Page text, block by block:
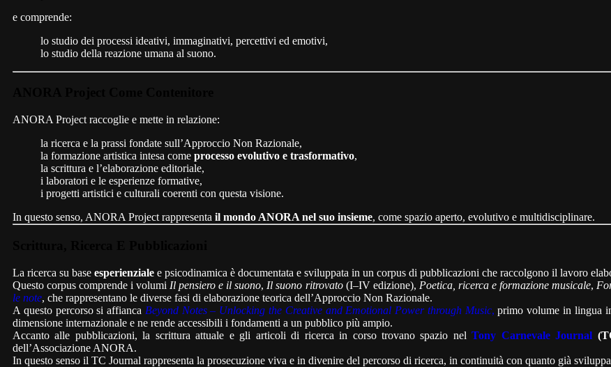
e comprende:
lo studio dei processi ideativi, immaginativi, percettivi ed emotivi,
lo studio della reazione umana al suono.
ANORA Project raccoglie e mette in relazione:
la ricerca e la prassi fondate sull’Approccio Non Razionale,
la formazione artistica intesa come processo evolutivo e trasformativo,
la scrittura e l’elaborazione editoriale,
i laboratori e le esperienze formative,
i progetti artistici e culturali coerenti con questa visione.
In questo senso, ANORA Project rappresenta il mondo ANORA nel suo insieme, come spazio aperto, evolutivo e multidisciplinare.
La ricerca su base esperienziale e psicodinamica è documentata e sviluppata in un corpus di pubblicazioni che raccolgono il lavoro
Questo corpus comprende i volumi Il pensiero e il suono, Il suono ritrovato(I–IV edizione), Poetica, ricerca e formazione musicale,
le note, che rappresentano le diverse fasi di elaborazione teorica dell’Approccio Non Razionale.
A questo percorso si affianca Beyond Notes – Unlocking the Creative and Emotional Power through Music, primo volume in lingua
dimensione internazionale e ne rende accessibili i fondamenti a un pubblico più ampio.
Accanto alle pubblicazioni, la scrittura attuale e gli articoli di ricerca in corso trovano spazio nelTony Carnevale Journal
dell’Associazione ANORA.
In questo senso il TC Journal rappresenta la prosecuzione viva e in divenire del percorso di ricerca, in continuità con quanto già